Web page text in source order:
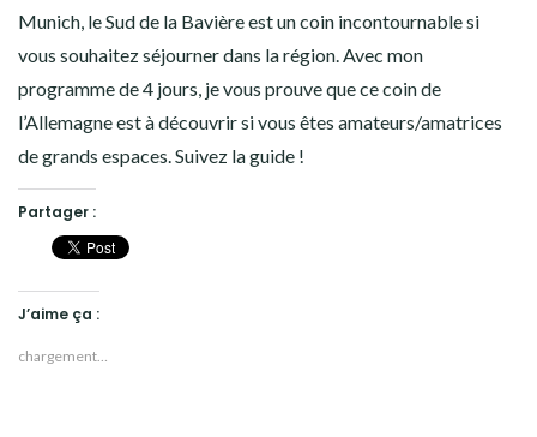
Munich, le Sud de la Bavière est un coin incontournable si
vous souhaitez séjourner dans la région. Avec mon
programme de 4 jours, je vous prouve que ce coin de
l’Allemagne est à découvrir si vous êtes amateurs/amatrices
de grands espaces. Suivez la guide !
Partager :
J’aime ça :
chargement…